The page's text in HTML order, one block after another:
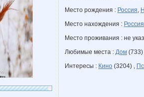
Место рождения : Россия,
Место нахождения : Россия
Место проживания : не
Любимые места : Дом
Интересы : Кино (3204) ,